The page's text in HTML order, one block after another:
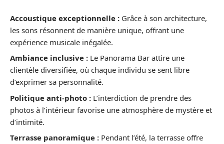
Accoustique exceptionnelle : Grâce à son architecture,
les sons résonnent de manière unique, offrant une
expérience musicale inégalée.
Ambiance inclusive : Le Panorama Bar attire une
clientèle diversifiée, où chaque individu se sent libre
d’exprimer sa personnalité.
Politique anti-photo : L’interdiction de prendre des
photos à l’intérieur favorise une atmosphère de mystère et
d’intimité.
Terrasse panoramique : Pendant l’été, la terrasse offre